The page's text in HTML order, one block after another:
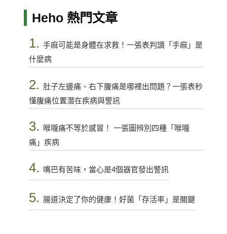
Heho 熱門文章
1. 手麻可能是身體在求救！一張表判讀「手麻」是
什麼病
2. 肚子左邊痛、右下腹痛是哪裡出問題？一張表秒
懂腹痛位置潛在疾病與警訊
3.
喉嚨痛不等於感冒！ 一張圖辨別四種「喉嚨
痛」疾病
4. 嘴巴有苦味，當心是4個器官發出警訊
5. 腸道決定了你的健康！好菌「存活率」是關鍵